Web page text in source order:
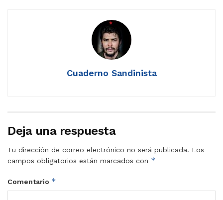
Cuaderno Sandinista
Deja una respuesta
Tu dirección de correo electrónico no será publicada. Los
campos obligatorios están marcados con *
Comentario *